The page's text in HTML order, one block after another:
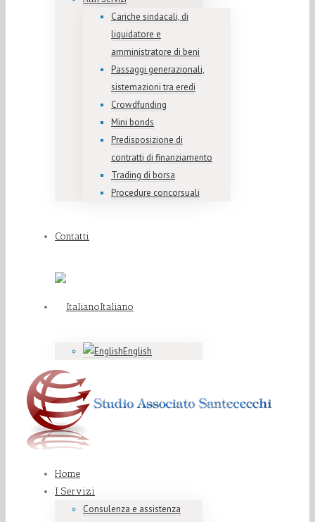
Cariche sindacali, di
liquidatore e
amministratore di beni
Passaggi generazionali,
sistemazioni tra eredi
Crowdfunding
Mini bonds
Predisposizione di
contratti di finanziamento
Trading di borsa
Procedure concorsuali
Contatti
Italiano
English
Home
I Servizi
Consulenza e assistenza